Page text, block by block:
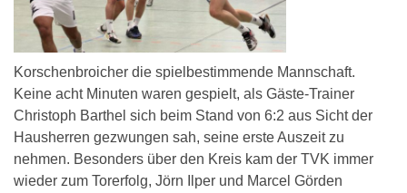
Korschenbroicher die spielbestimmende Mannschaft.
Keine acht Minuten waren gespielt, als Gäste-Trainer
Christoph Barthel sich beim Stand von 6:2 aus Sicht der
Hausherren gezwungen sah, seine erste Auszeit zu
nehmen. Besonders über den Kreis kam der TVK immer
wieder zum Torerfolg, Jörn Ilper und Marcel Görden